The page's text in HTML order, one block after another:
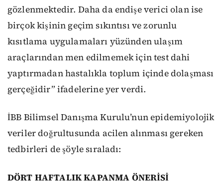
gözlenmektedir. Daha da endişe verici olan ise
birçok kişinin geçim sıkıntısı ve zorunlu
kısıtlama uygulamaları yüzünden ulaşım
araçlarından men edilmemek için test dahi
yaptırmadan hastalıkla toplum içinde dolaşması
gerçeğidir” ifadelerine yer verdi.
İBB Bilimsel Danışma Kurulu’nun epidemiyolojik
veriler doğrultusunda acilen alınması gereken
tedbirleri de şöyle sıraladı:
DÖRT HAFTALIK KAPANMA ÖNERİSİ